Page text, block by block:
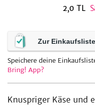
2,0 TL
Zur Einkaufsliste
Speichere deine
Bring! App?
Knuspriger Käse und